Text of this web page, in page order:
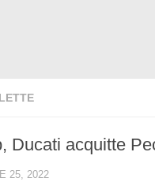
Ducati acquitte
25, 2022